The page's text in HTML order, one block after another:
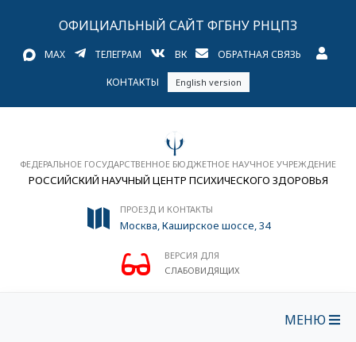
ОФИЦИАЛЬНЫЙ САЙТ ФГБНУ РНЦПЗ
MAX ТЕЛЕГРАМ ВК ОБРАТНАЯ СВЯЗЬ
КОНТАКТЫ English version
ФЕДЕРАЛЬНОЕ ГОСУДАРСТВЕННОЕ БЮДЖЕТНОЕ НАУЧНОЕ УЧРЕЖДЕНИЕ
РОССИЙСКИЙ НАУЧНЫЙ ЦЕНТР ПСИХИЧЕСКОГО ЗДОРОВЬЯ
ПРОЕЗД И КОНТАКТЫ
Москва, Каширское шоссе, 34
ВЕРСИЯ ДЛЯ
СЛАБОВИДЯЩИХ
МЕНЮ